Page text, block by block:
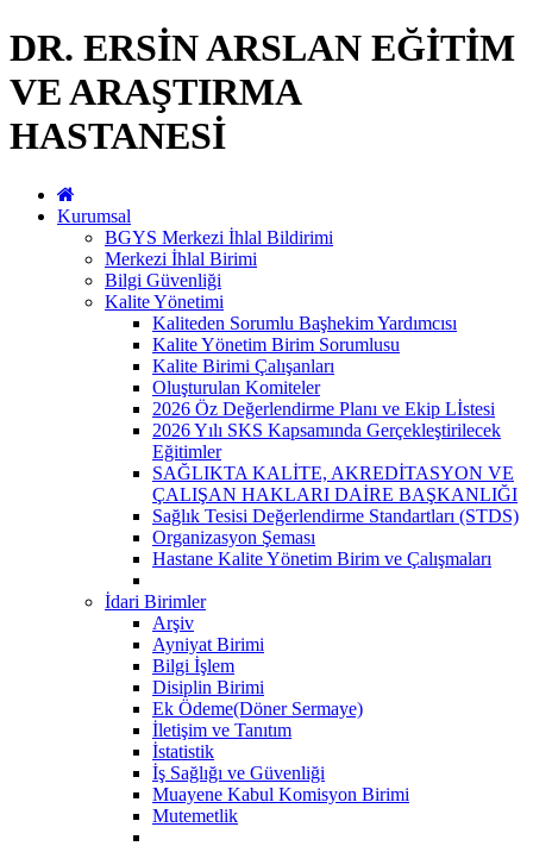
DR. ERSİN ARSLAN EĞİTİM
VE ARAŞTIRMA
HASTANESİ
Kurumsal
BGYS Merkezi İhlal Bildirimi
Merkezi İhlal Birimi
Bilgi Güvenliği
Kalite Yönetimi
Kaliteden Sorumlu Başhekim Yardımcısı
Kalite Yönetim Birim Sorumlusu
Kalite Birimi Çalışanları
Oluşturulan Komiteler
2026 Öz Değerlendirme Planı ve Ekip Lİstesi
2026 Yılı SKS Kapsamında Gerçekleştirilecek
Eğitimler
SAĞLIKTA KALİTE, AKREDİTASYON VE
ÇALIŞAN HAKLARI DAİRE BAŞKANLIĞI
Sağlık Tesisi Değerlendirme Standartları (STDS)
Organizasyon Şeması
Hastane Kalite Yönetim Birim ve Çalışmaları
İdari Birimler
Arşiv
Ayniyat Birimi
Bilgi İşlem
Disiplin Birimi
Ek Ödeme(Döner Sermaye)
İletişim ve Tanıtım
İstatistik
İş Sağlığı ve Güvenliği
Muayene Kabul Komisyon Birimi
Mutemetlik